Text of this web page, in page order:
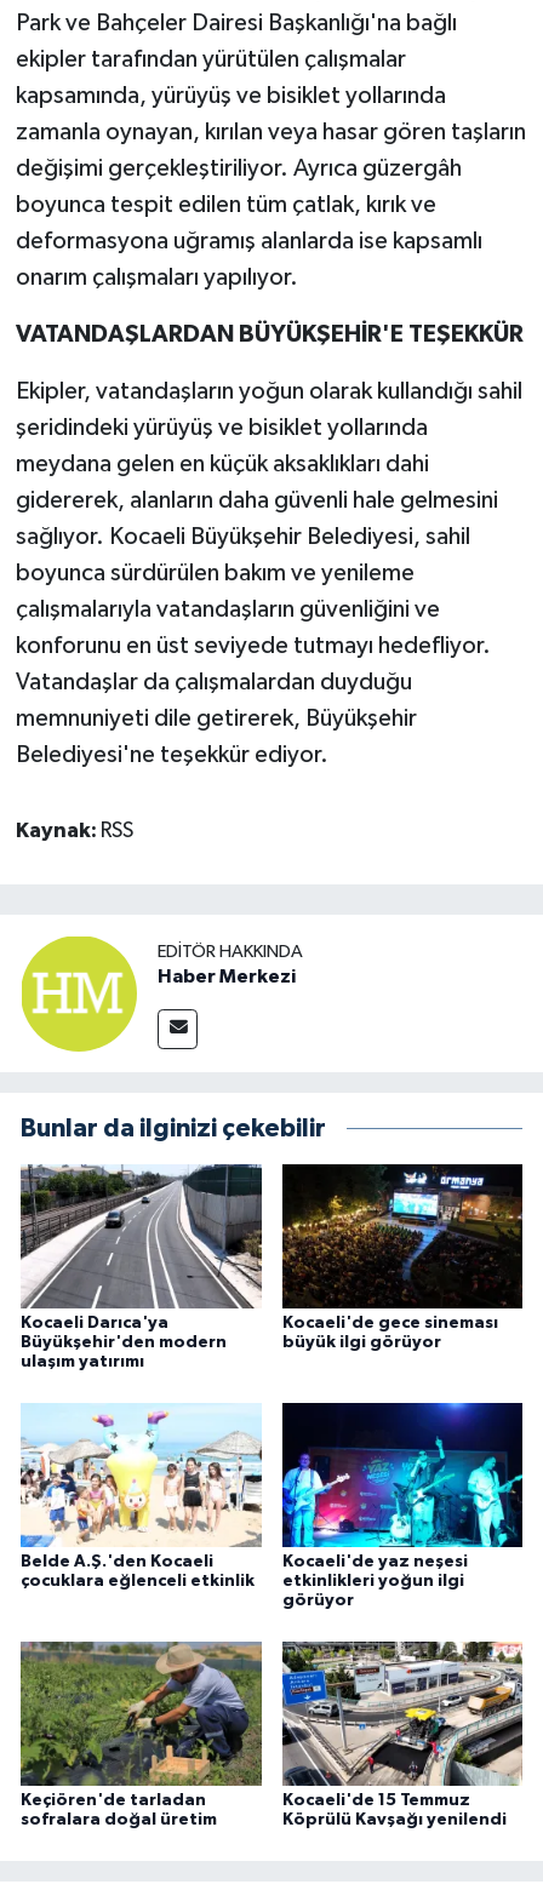
Park ve Bahçeler Dairesi Başkanlığı'na bağlı
ekipler tarafından yürütülen çalışmalar
kapsamında, yürüyüş ve bisiklet yollarında
zamanla oynayan, kırılan veya hasar gören taşların
değişimi gerçekleştiriliyor. Ayrıca güzergâh
boyunca tespit edilen tüm çatlak, kırık ve
deformasyona uğramış alanlarda ise kapsamlı
onarım çalışmaları yapılıyor.
VATANDAŞLARDAN BÜYÜKŞEHİR'E TEŞEKKÜR
Ekipler, vatandaşların yoğun olarak kullandığı sahil
şeridindeki yürüyüş ve bisiklet yollarında
meydana gelen en küçük aksaklıkları dahi
gidererek, alanların daha güvenli hale gelmesini
sağlıyor. Kocaeli Büyükşehir Belediyesi, sahil
boyunca sürdürülen bakım ve yenileme
çalışmalarıyla vatandaşların güvenliğini ve
konforunu en üst seviyede tutmayı hedefliyor.
Vatandaşlar da çalışmalardan duyduğu
memnuniyeti dile getirerek, Büyükşehir
Belediyesi'ne teşekkür ediyor.
Kaynak: RSS
EDITÖR HAKKINDA
Haber Merkezi
Bunlar da ilginizi çekebilir
Kocaeli Darıca'ya
Büyükşehir'den modern
ulaşım yatırımı
Kocaeli'de gece sineması
büyük ilgi görüyor
Belde A.Ş.'den Kocaeli
çocuklara eğlenceli etkinlik
Kocaeli'de yaz neşesi
etkinlikleri yoğun ilgi
görüyor
Keçiören'de tarladan
sofralara doğal üretim
Kocaeli'de 15 Temmuz
Köprülü Kavşağı yenilendi